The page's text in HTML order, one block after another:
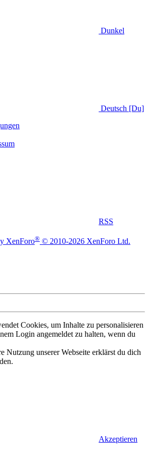
Dunkel
Deutsch [Du]
RSS
XenForo® © 2010-2026 XenForo Ltd.
Cookies, um Inhalte zu personalisieren
Login angemeldet zu halten, wenn du
Nutzung unserer Webseite erklärst du dich
Akzeptieren